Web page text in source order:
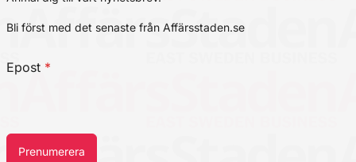
Bli först med det senaste från Affärsstaden.se
Epost *
Prenumerera